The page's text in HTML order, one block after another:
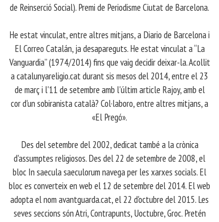
de Reinserció Social). Premi de Periodisme Ciutat de Barcelona.
​ He estat vinculat, entre altres mitjans, a Diario de Barcelona i
El Correo Catalán, ja desapareguts. He estat vinculat a “La
Vanguardia” (1974/2014) fins que vaig decidir deixar-la. Acollit
a catalunyareligio.cat durant sis mesos del 2014, entre el 23
de març i l'11 de setembre amb l'últim article Rajoy, amb el
cor d'un sobiranista català? Col·laboro, entre altres mitjans, a
«El Pregó».
​ Des del setembre del 2002, dedicat també a la crònica
d'assumptes religiosos. Des del 22 de setembre de 2008, el
bloc In saecula saeculorum navega per les xarxes socials. El
bloc es converteix en web el 12 de setembre del 2014. El web
adopta el nom avantguarda.cat, el 22 d'octubre del 2015. Les
seves seccions són Atri, Contrapunts, Uoctubre, Groc. Pretén